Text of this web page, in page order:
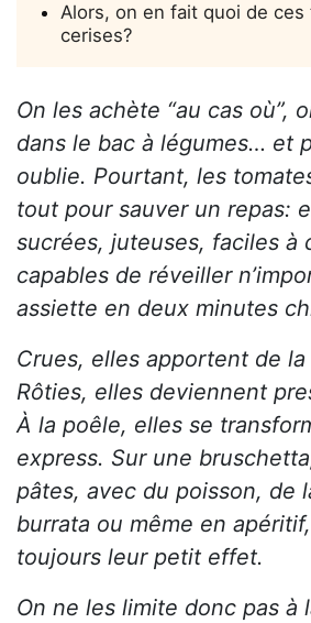
Alors, on en fait quoi de ces
cerises?
On les achète “au cas où”,
dans le bac à légumes… et
oublie. Pourtant, les
tout pour sauver un repas:
sucrées, juteuses, faciles à
capables de réveiller
assiette en deux minutes
Crues, elles apportent de la
Rôties, elles deviennent
À la poêle, elles se
express. Sur une
pâtes, avec du poisson, de
burrata ou même en
toujours leur petit effet.
On ne les limite donc pas à